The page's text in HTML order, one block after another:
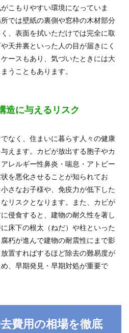
こもりやすい環境になっていま
では壁紙の裏側や窓枠の木材部分
、表面を拭いただけでは完全に取
天井裏といった人の目が届きにく
ースもあり、気づいたときには大
うこともあります。
造に与えるリスク
なく、住まいに暮らす人々の健康
えます。カビが放出する胞子やカ
レルギー性鼻炎・喘息・アトピー
を悪化させることが知られてお
さなお子様や、免疫力が低下した
リスクとなります。また、カビが
侵食すると、建物の耐久性を著し
床下の根太（ねだ）や柱といった
朽が進んで建物の耐震性にまで影
置すればするほど除去の難易度が
、早期発見・早期対処が重要で
費用の相場を徹底